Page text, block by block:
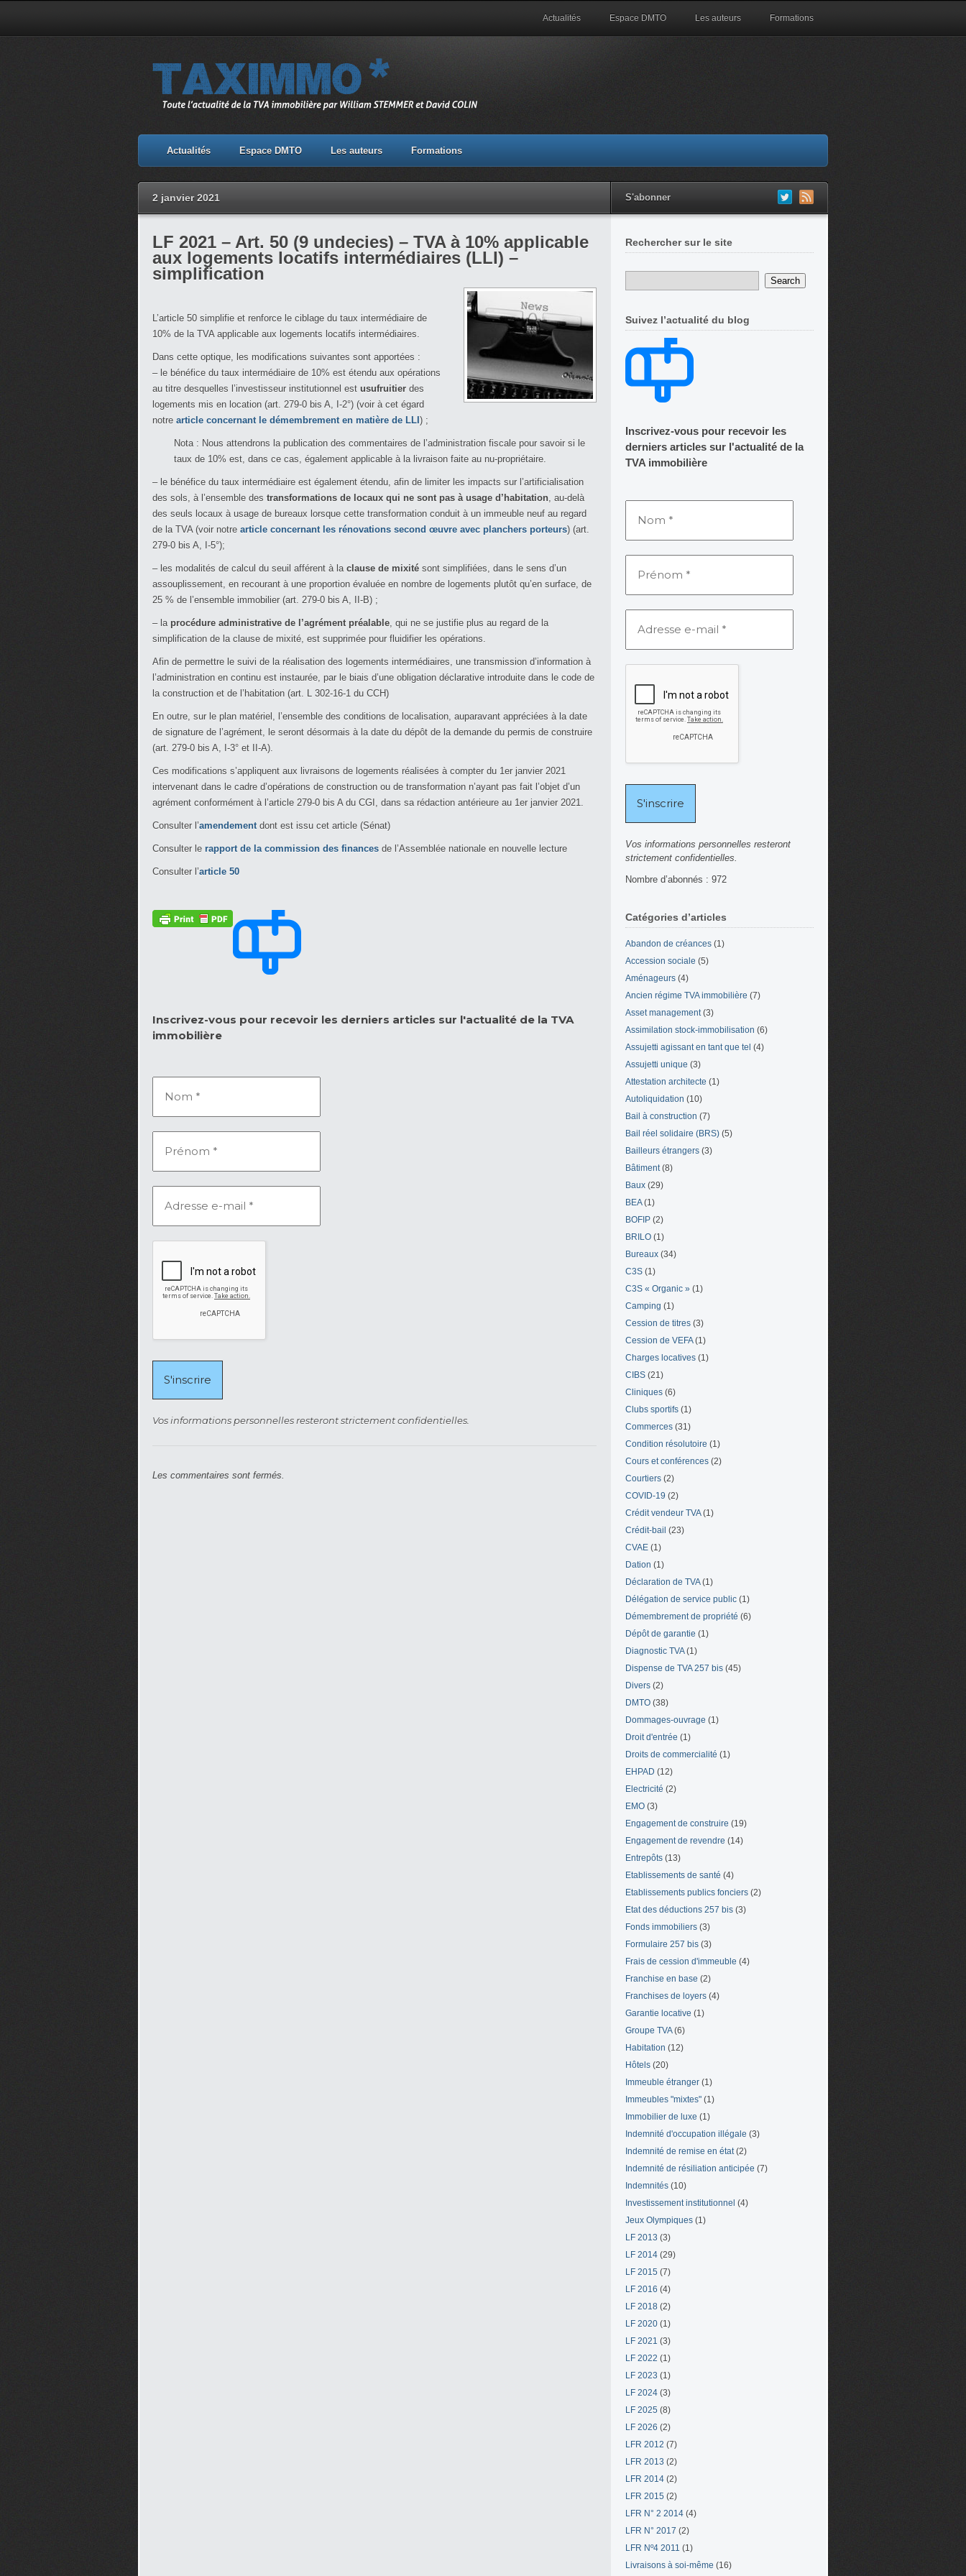
Actualités Espace DMTO Les auteurs Formations
Actualités Espace DMTO Les auteurs Formations
2 janvier 2021 S'abonner
LF 2021 – Art. 50 (9 undecies) – TVA à 10% applicable
aux logements locatifs intermédiaires (LLI) –
simplification
L’article 50 simplifie et renforce le ciblage du taux intermédiaire de
10% de la TVA applicable aux logements locatifs intermédiaires.
Dans cette optique, les modifications suivantes sont apportées :
– le bénéfice du taux intermédiaire de 10% est étendu aux opérations
au titre desquelles l’investisseur institutionnel est usufruitier des
logements mis en location (art. 279-0 bis A, I-2°) (voir à cet égard
notre article concernant le démembrement en matière de LLI ) ;
Nota : Nous attendrons la publication des commentaires de l’administration fiscale pour savoir si le
taux de 10% est, dans ce cas, également applicable à la livraison faite au nu-propriétaire.
– le bénéfice du taux intermédiaire est également étendu, afin de limiter les impacts sur l’artificialisation
des sols, à l’ensemble des transformations de locaux qui ne sont pas à usage d’habitation, au-delà
des seuls locaux à usage de bureaux lorsque cette transformation conduit à un immeuble neuf au regard
de la TVA (voir notre article concernant les rénovations second œuvre avec planchers porteurs) (art.
279-0 bis A, I-5°);
– les modalités de calcul du seuil afférent à la clause de mixité sont simplifiées, dans le sens d’un
assouplissement, en recourant à une proportion évaluée en nombre de logements plutôt qu’en surface, de
25 % de l’ensemble immobilier (art. 279-0 bis A, II-B) ;
– la procédure administrative de l’agrément préalable, qui ne se justifie plus au regard de la
simplification de la clause de mixité, est supprimée pour fluidifier les opérations.
Afin de permettre le suivi de la réalisation des logements intermédiaires, une transmission d’information à
l’administration en continu est instaurée, par le biais d’une obligation déclarative introduite dans le code de
la construction et de l’habitation (art. L 302-16-1 du CCH)
En outre, sur le plan matériel, l’ensemble des conditions de localisation, auparavant appréciées à la date
de signature de l’agrément, le seront désormais à la date du dépôt de la demande du permis de construire
(art. 279-0 bis A, I-3° et II-A).
Ces modifications s’appliquent aux livraisons de logements réalisées à compter du 1er janvier 2021
intervenant dans le cadre d’opérations de construction ou de transformation n’ayant pas fait l’objet d’un
agrément conformément à l’article 279-0 bis A du CGI, dans sa rédaction antérieure au 1er janvier 2021.
Consulter l’amendement dont est issu cet article (Sénat)
Consulter le rapport de la commission des finances de l’Assemblée nationale en nouvelle lecture
Consulter l’article 50
Inscrivez-vous pour recevoir les derniers articles sur l'actualité de la TVA
immobilière
Vos informations personnelles resteront strictement confidentielles.
Les commentaires sont fermés.
Rechercher sur le site
Suivez l’actualité du blog
Inscrivez-vous pour recevoir les
derniers articles sur l'actualité de la
TVA immobilière
Vos informations personnelles resteront
strictement confidentielles.
Nombre d’abonnés : 972
Catégories d’articles
Abandon de créances (1)
Accession sociale (5)
Aménageurs (4)
Ancien régime TVA immobilière (7)
Asset management(3)
Assimilation stock-immobilisation (6)
Assujetti agissant en tant que tel (4)
Assujetti unique (3)
Attestation architecte (1)
Autoliquidation (10)
Bail à construction (7)
Bail réel solidaire (BRS) (5)
Bailleurs étrangers (3)
Bâtiment(8)
Baux (29)
BEA(1)
BOFIP (2)
BRILO (1)
Bureaux (34)
C3S (1)
C3S « Organic » (1)
Camping (1)
Cession de titres (3)
Cession de VEFA(1)
Charges locatives (1)
CIBS (21)
Cliniques (6)
Clubs sportifs (1)
Commerces (31)
Condition résolutoire (1)
Cours et conférences (2)
Courtiers (2)
COVID-19 (2)
Crédit vendeur TVA(1)
Crédit-bail (23)
CVAE (1)
Dation (1)
Déclaration de TVA(1)
Délégation de service public (1)
Démembrement de propriété (6)
Dépôt de garantie (1)
Diagnostic TVA(1)
Dispense de TVA 257 bis (45)
Divers (2)
DMTO (38)
Dommages-ouvrage (1)
Droit d'entrée (1)
Droits de commercialité (1)
EHPAD (12)
Electricité (2)
EMO (3)
Engagement de construire (19)
Engagement de revendre (14)
Entrepôts (13)
Etablissements de santé (4)
Etablissements publics fonciers (2)
Etat des déductions 257 bis (3)
Fonds immobiliers (3)
Formulaire 257 bis (3)
Frais de cession d'immeuble (4)
Franchise en base (2)
Franchises de loyers (4)
Garantie locative (1)
Groupe TVA(6)
Habitation (12)
Hôtels (20)
Immeuble étranger (1)
Immeubles "mixtes" (1)
Immobilier de luxe (1)
Indemnité d'occupation illégale (3)
Indemnité de remise en état(2)
Indemnité de résiliation anticipée (7)
Indemnités (10)
Investissement institutionnel (4)
Jeux Olympiques (1)
LF 2013 (3)
LF 2014 (29)
LF 2015 (7)
LF 2016 (4)
LF 2018 (2)
LF 2020 (1)
LF 2021 (3)
LF 2022 (1)
LF 2023 (1)
LF 2024 (3)
LF 2025 (8)
LF 2026 (2)
LFR 2012 (7)
LFR 2013 (2)
LFR 2014 (2)
LFR 2015 (2)
LFR N° 2 2014 (4)
LFR N° 2017 (2)
LFR Nº4 2011 (1)
Livraisons à soi-même (16)